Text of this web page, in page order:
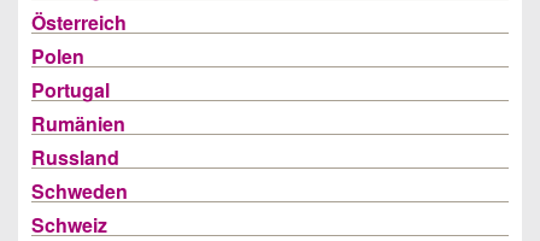
Österreich
Polen
Portugal
Rumänien
Russland
Schweden
Schweiz